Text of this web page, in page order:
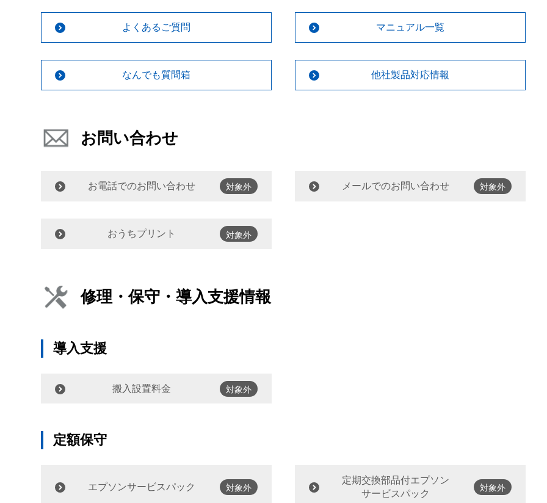
よくあるご質問 マニュアル一覧
なんでも質問箱 他社製品対応情報
お問い合わせ
お電話でのお問い合わせ 対象外 メールでのお問い合わせ 対象外
おうちプリント 対象外
修理・保守・導入支援情報
導入支援
搬入設置料金 対象外
定額保守
エプソンサービスパック 対象外
定期交換部品付エプソン
サービスパック
対象外